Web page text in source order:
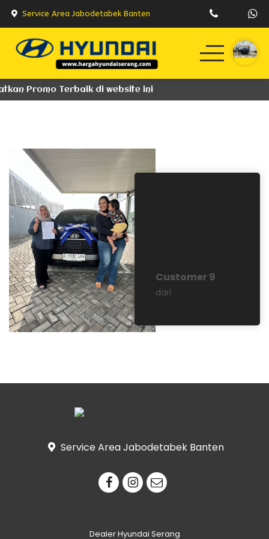
Service Area Jabodetabek Banten
Home
Berita
E-Brochure
Promo Terbaik di website ini
Customer 9
dari
Service Area Jabodetabek Banten
Dealer Hyundai Serang